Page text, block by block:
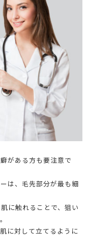
がある方も要注意で
は、毛先部分が最も細
に触れることで、狙い
に対して立てるように